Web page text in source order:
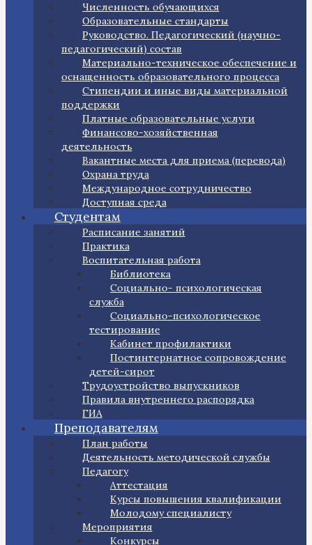
Численность обучающихся
Образовательные стандарты
Руководство. Педагогический (научно-
педагогический) состав
Материально-техническое обеспечение и
оснащенность образовательного процесса
Стипендии и иные виды материальной
поддержки
Платные образовательные услуги
Финансово-хозяйственная
деятельность
Вакантные места для приема (перевода)
Охрана труда
Международное сотрудничество
Доступная среда
Студентам
Расписание занятий
Практика
Воспитательная работа
Библиотека
Социально- психологическая
служба
Социально-психологическое
тестирование
Кабинет профилактики
Постинтернатное сопровождение
детей-сирот
Трудоустройство выпускников
Правила внутреннего распорядка
ГИА
Преподавателям
План работы
Деятельность методической службы
Педагогу
Аттестация
Курсы повышения квалификации
Молодому специалисту
Мероприятия
Конкурсы